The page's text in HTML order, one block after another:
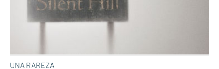
UNA RAREZA